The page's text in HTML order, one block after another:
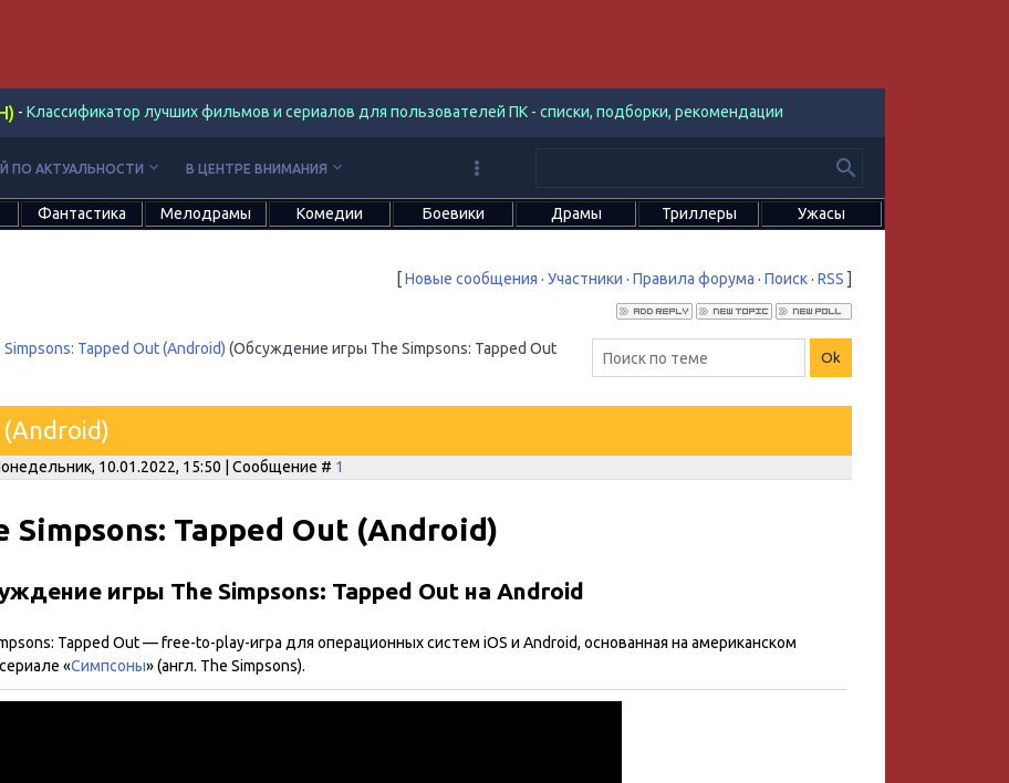
- Классификатор лучших фильмов и сериалов для пользователей ПК - списки, подборки, рекомендации
ПО АКТУАЛЬНОСТИ keyboard_arrow_down В ЦЕНТРЕ ВНИМАНИЯ keyboard_arrow_down
Фантастика Мелодрамы Комедии Боевики Драмы Триллеры Ужасы
[Новые сообщения · Участники · Правила форума · Поиск· RSS ]
Simpsons: Tapped Out (Android) (Обсуждение игры The Simpsons: Tapped Out
(Android)
10.01.2022, 15:50 | Сообщение # 1
Simpsons: Tapped Out (Android)
игры The Simpsons: Tapped Out на Android
Tapped Out — free-to-play-игра для операционных систем iOS и Android, основанная на американском
«Симпсоны» (англ. The Simpsons).